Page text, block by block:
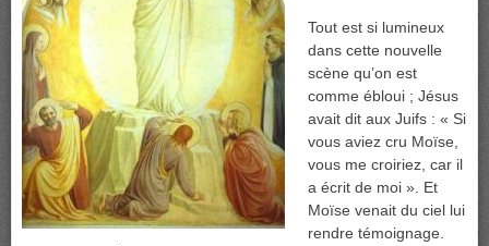
Tout est si lumineux
dans cette nouvelle
scène qu’on est
comme ébloui ; Jésus
avait dit aux Juifs : « Si
vous aviez cru Moïse,
vous me croiriez, car il
a écrit de moi ». Et
Moïse venait du ciel lui
rendre témoignage.